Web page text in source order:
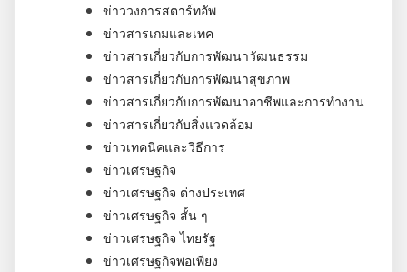
ข่าววงการสตาร์ทอัพ
ข่าวสารเกมและเทค
ข่าวสารเกี่ยวกับการพัฒนาวัฒนธรรม
ข่าวสารเกี่ยวกับการพัฒนาสุขภาพ
ข่าวสารเกี่ยวกับการพัฒนาอาชีพและการทำงาน
ข่าวสารเกี่ยวกับสิ่งแวดล้อม
ข่าวเทคนิคและวิธีการ
ข่าวเศรษฐกิจ
ข่าวเศรษฐกิจ ต่างประเทศ
ข่าวเศรษฐกิจ สั้น ๆ
ข่าวเศรษฐกิจ ไทยรัฐ
ข่าวเศรษฐกิจพอเพียง